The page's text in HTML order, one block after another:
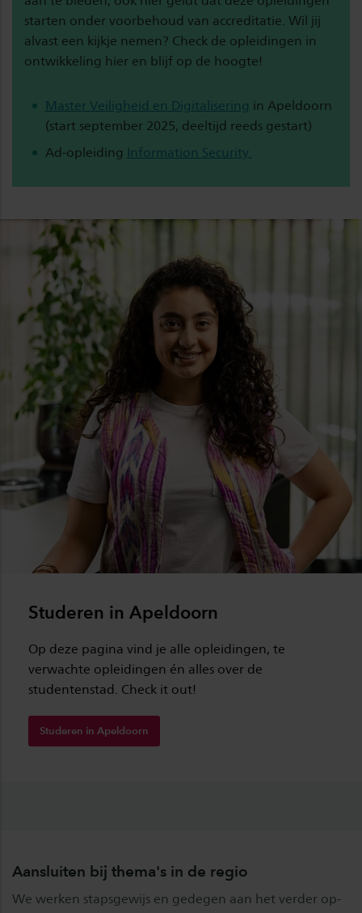
starten onder voorbehoud van accreditatie. Wil jij
alvast een kijkje nemen? Check de opleidingen in
ontwikkeling hier en blijf op de hoogte!
Master Veiligheid en Digitalisering in Apeldoorn
(start september 2025, deeltijd reeds gestart)
Ad-opleiding Information Security.
Studeren in Apeldoorn
Op deze pagina vind je alle opleidingen, te
verwachte opleidingen én alles over de
studentenstad. Check it out!
Studeren in Apeldoorn
Aansluiten bij thema's in de regio
We werken stapsgewijs en gedegen aan het verder op-